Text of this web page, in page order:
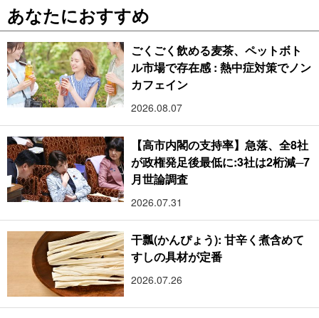
あなたにおすすめ
ごくごく飲める麦茶、ペットボト
ル市場で存在感 : 熱中症対策でノン
カフェイン
2026.08.07
【高市内閣の支持率】急落、全8社
が政権発足後最低に:3社は2桁減─7
月世論調査
2026.07.31
干瓢(かんぴょう): 甘辛く煮含めて
すしの具材が定番
2026.07.26